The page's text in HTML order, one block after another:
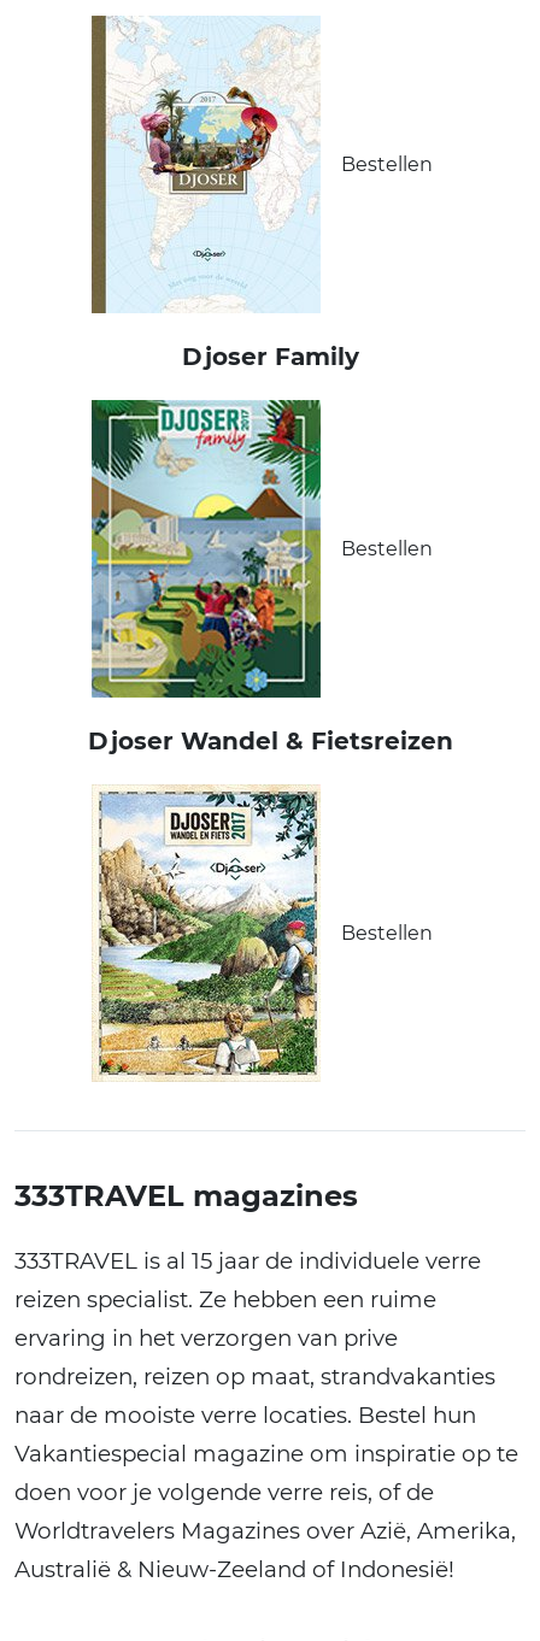
Bestellen
Djoser Family
Bestellen
Djoser Wandel & Fietsreizen
Bestellen
333TRAVEL magazines
333TRAVEL is al 15 jaar de individuele verre
reizen specialist. Ze hebben een ruime
ervaring in het verzorgen van prive
rondreizen, reizen op maat, strandvakanties
naar de mooiste verre locaties. Bestel hun
Vakantiespecial magazine om inspiratie op te
doen voor je volgende verre reis, of de
Worldtravelers Magazines over Azië, Amerika,
Australië & Nieuw-Zeeland of Indonesië!